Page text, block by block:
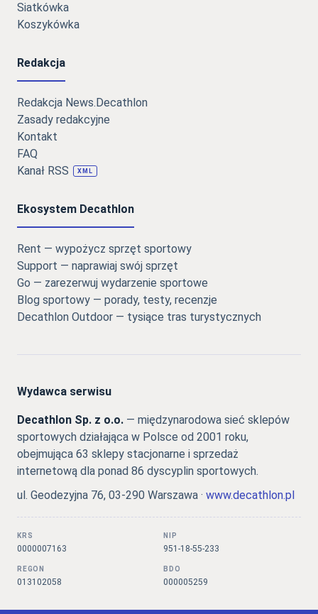
Siatkówka
Koszykówka
Redakcja
Redakcja News.Decathlon
Zasady redakcyjne
Kontakt
FAQ
Kanał RSS
XML
Ekosystem Decathlon
Rent — wypożycz sprzęt sportowy
Support — naprawiaj swój sprzęt
Go — zarezerwuj wydarzenie sportowe
Blog sportowy — porady, testy, recenzje
Decathlon Outdoor — tysiące tras turystycznych
Wydawca serwisu
Decathlon Sp. z o.o. — międzynarodowa sieć sklepów
sportowych działająca w Polsce od 2001 roku,
obejmująca 63 sklepy stacjonarne i sprzedaż
internetową dla ponad 86 dyscyplin sportowych.
ul. Geodezyjna 76, 03-290 Warszawa · www.decathlon.pl
KRS
0000007163
NIP
951-18-55-233
REGON
013102058
BDO
000005259